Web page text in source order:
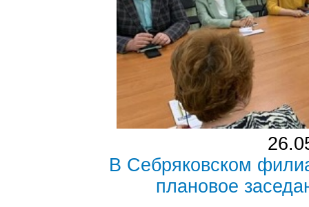
В Себряковском
плановое